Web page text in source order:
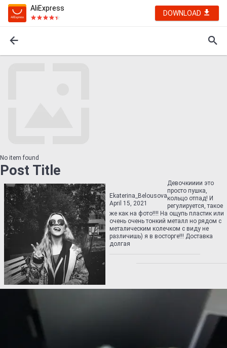
AliExpress
DOWNLOAD
No item found
Post Title
Ekaterina_Belousova
April 15, 2021
Девочкииии это
просто пушка,
кольцо отпад! И
регулируется, такое
же как на фото!!!! На ощупь пластик или
очень очень тонкий металл но рядом с
металическим колечком с виду не
различишь) я в восторге!!! Доставка
долгая